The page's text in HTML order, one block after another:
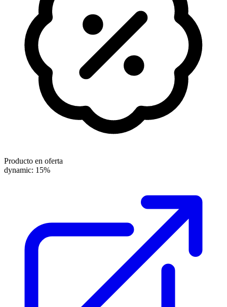
Producto en oferta
dynamic: 15%